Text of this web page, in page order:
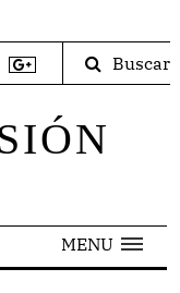
Buscar
MENU